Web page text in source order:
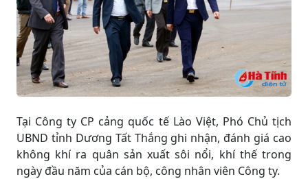
Tại Công ty CP cảng quốc tế Lào Việt, Phó Chủ tịch
UBND tỉnh Dương Tất Thắng ghi nhận, đánh giá cao
không khí ra quân sản xuất sôi nổi, khí thế trong
ngày đầu năm của cán bộ, công nhân viên Công ty.